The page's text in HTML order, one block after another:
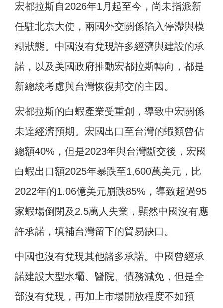
宏都拉斯自2026年1月起至今，尚未指派新
任駐北京大使，兩國外交關係陷入停滯與模
糊狀態。中國沒有兌現許多經濟與建設的承
諾，以及美國政府推動宏都拉斯轉向，都是
新總統考慮與台灣恢復邦交的主因。
宏都拉斯的白蝦產業受重創，導致中宏關係
未達經濟預期。宏國出口至台灣的蝦類曾佔
總額40%，但是2023年與台灣斷交後，宏國
白蝦出口額2025年暴跌至1,600萬美元，比
2022年的1.06億美元崩跌85%，導致超過95
家蝦場倒閉及2.5萬人失業，顯然中國沒有應
許承諾，填補台灣留下的貿易缺口。
中國也沒有兌現其他諸多承諾。中國曾經承
諾建設大型水壩、醫院、債務減免，但是全
部沒有兌現，再加上市場開放程度不如預